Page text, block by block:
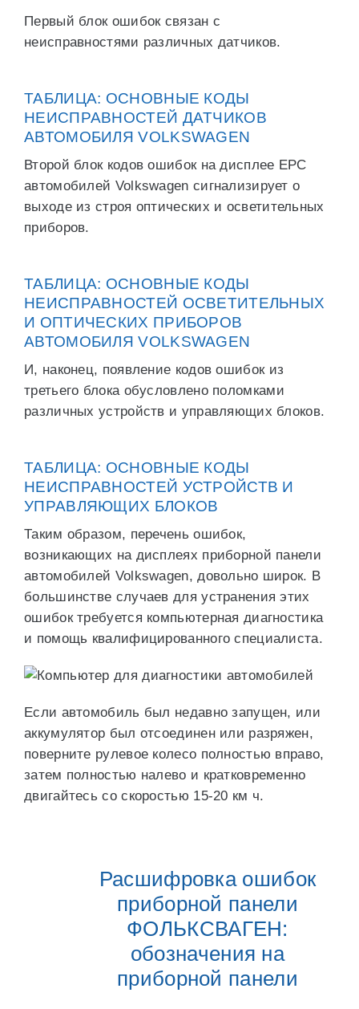
Первый блок ошибок связан с
неисправностями различных датчиков.
ТАБЛИЦА: ОСНОВНЫЕ КОДЫ
НЕИСПРАВНОСТЕЙ ДАТЧИКОВ
АВТОМОБИЛЯ VOLKSWAGEN
Второй блок кодов ошибок на дисплее ЕРС
автомобилей Volkswagen сигнализирует о
выходе из строя оптических и осветительных
приборов.
ТАБЛИЦА: ОСНОВНЫЕ КОДЫ
НЕИСПРАВНОСТЕЙ ОСВЕТИТЕЛЬНЫХ
И ОПТИЧЕСКИХ ПРИБОРОВ
АВТОМОБИЛЯ VOLKSWAGEN
И, наконец, появление кодов ошибок из
третьего блока обусловлено поломками
различных устройств и управляющих блоков.
ТАБЛИЦА: ОСНОВНЫЕ КОДЫ
НЕИСПРАВНОСТЕЙ УСТРОЙСТВ И
УПРАВЛЯЮЩИХ БЛОКОВ
Таким образом, перечень ошибок,
возникающих на дисплеях приборной панели
автомобилей Volkswagen, довольно широк. В
большинстве случаев для устранения этих
ошибок требуется компьютерная диагностика
и помощь квалифицированного специалиста.
Если автомобиль был недавно запущен, или
аккумулятор был отсоединен или разряжен,
поверните рулевое колесо полностью вправо,
затем полностью налево и кратковременно
двигайтесь со скоростью 15-20 км ч.
Расшифровка ошибок
приборной панели
ФОЛЬКСВАГЕН:
обозначения на
приборной панели